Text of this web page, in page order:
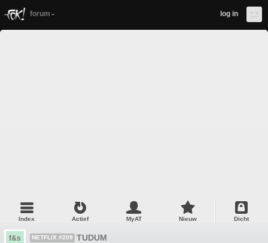
forum log in
Index Actief MyAT Nieuw Dicht
f&s NETFLIX #209 TUDUM